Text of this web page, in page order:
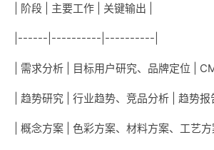
| 阶段 | 主要工作 | 关键输出 |
|------|----------|----------|
| 需求分析 | 目标用户研究、品牌定位 |
| 趋势研究 | 行业趋势、竞品分析 | 趋势报
| 概念方案 | 色彩方案、材料方案、工艺方